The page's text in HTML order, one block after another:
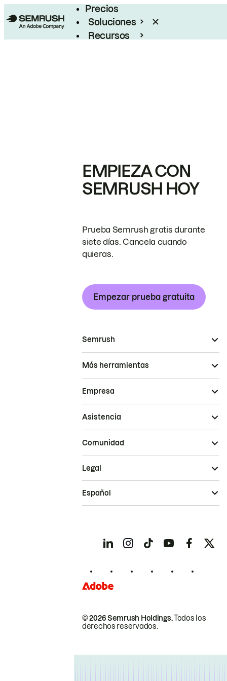
Precios
Soluciones
Recursos
EMPIEZA CON
SEMRUSH HOY
Prueba Semrush gratis durante
siete días. Cancela cuando
quieras.
Empezar prueba gratuita
Semrush
Más herramientas
Empresa
Asistencia
Comunidad
© 2026 Semrush Holdings.Todos los
derechos reservados.
Legal
Español